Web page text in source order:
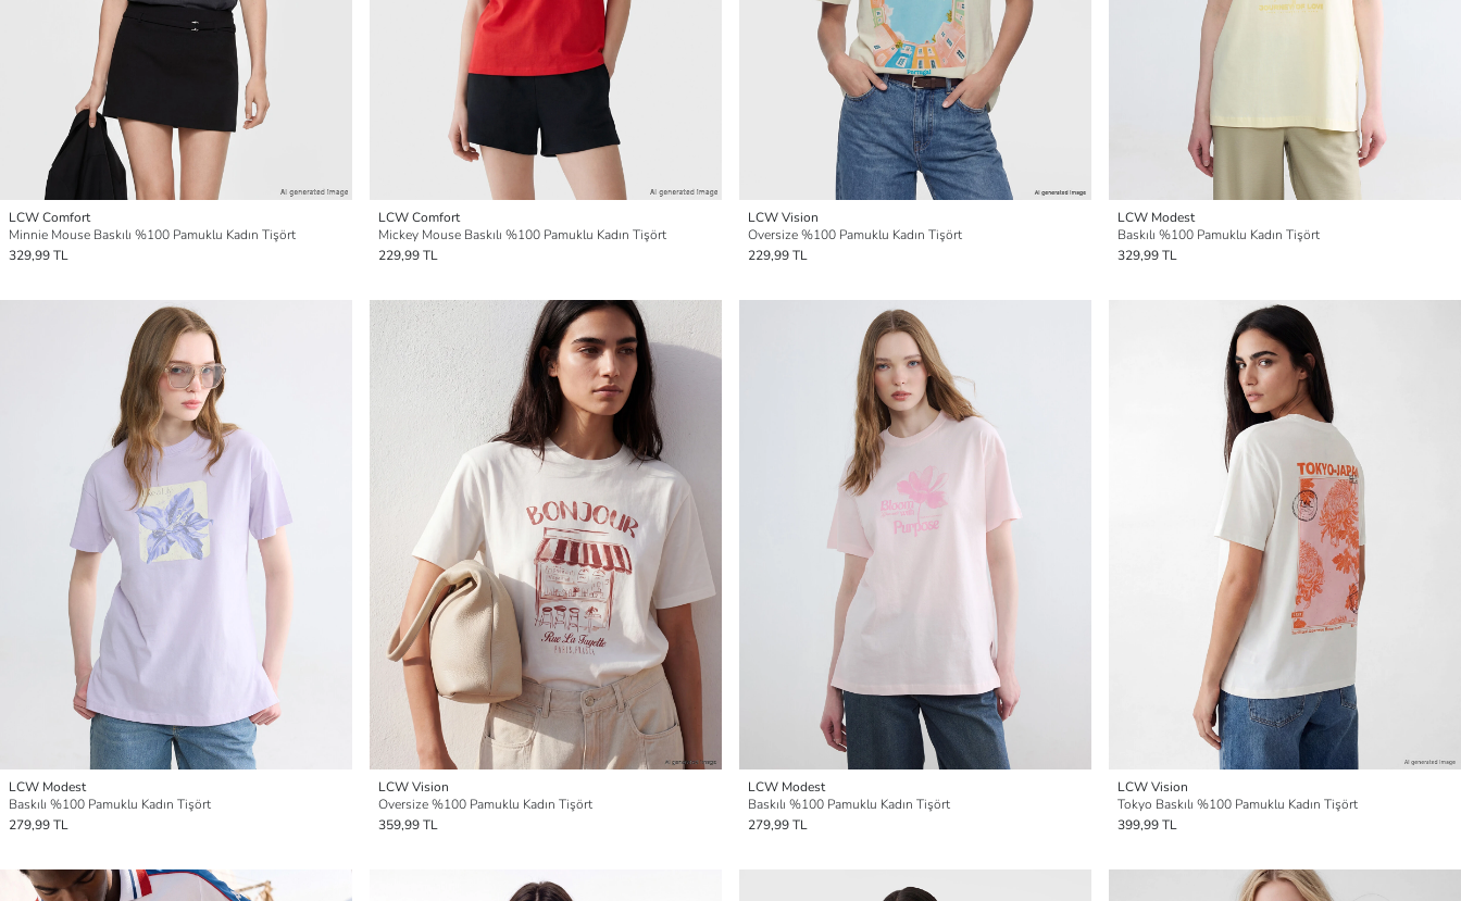
LCW Comfort
Minnie Mouse Baskılı %100 Pamuklu Kadın Tişört
329,99 TL
LCW Comfort
Mickey Mouse Baskılı %100 Pamuklu Kadın Tişört
229,99 TL
LCW Vision
Oversize %100 Pamuklu Kadın Tişört
229,99 TL
LCW Modest
Baskılı %100 Pamuklu Kadın Tişört
329,99 TL
LCW Modest
Baskılı %100 Pamuklu Kadın Tişört
279,99 TL
LCW Vision
Oversize %100 Pamuklu Kadın Tişört
359,99 TL
LCW Modest
Baskılı %100 Pamuklu Kadın Tişört
279,99 TL
LCW Vision
Tokyo Baskılı %100 Pamuklu Kadın Tişört
399,99 TL